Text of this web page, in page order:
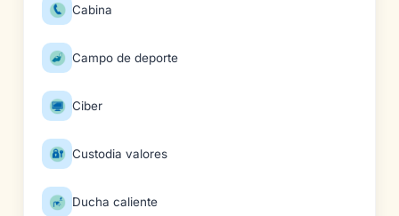
Cabina
Campo de deporte
Ciber
Custodia valores
Ducha caliente